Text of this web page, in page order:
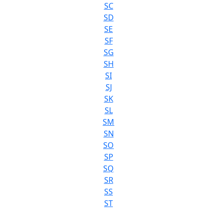
SC
SD
SE
SF
SG
SH
SI
SJ
SK
SL
SM
SN
SO
SP
SQ
SR
SS
ST